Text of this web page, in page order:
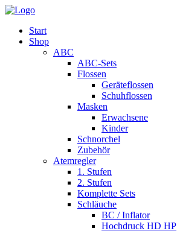
Start
Shop
ABC
ABC-Sets
Flossen
Geräteflossen
Schuhflossen
Masken
Erwachsene
Kinder
Schnorchel
Zubehör
Atemregler
1. Stufen
2. Stufen
Komplette Sets
Schläuche
BC / Inflator
Hochdruck HD HP